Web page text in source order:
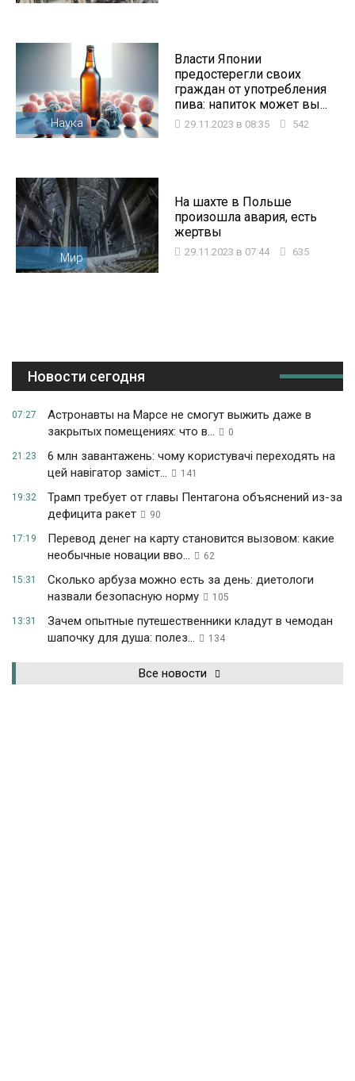
Наука
Власти Японии
предостерегли своих
граждан от употребления
пива: напиток может вы...
29.11.2023 в 08:35 542
Мир
На шахте в Польше
произошла авария, есть
жертвы
29.11.2023 в 07:44 635
Новости сегодня
07:27
Астронавты на Марсе не смогут выжить даже в
закрытых помещениях: что в...
0
21:23
6 млн завантажень: чому користувачі переходять на
цей навігатор заміст...
141
19:32
Трамп требует от главы Пентагона объяснений из-за
дефицита ракет
90
17:19
Перевод денег на карту становится вызовом: какие
необычные новации вво...
62
15:31
Сколько арбуза можно есть за день: диетологи
назвали безопасную норму
105
13:31
Зачем опытные путешественники кладут в чемодан
шапочку для душа: полез...
134
Все новости